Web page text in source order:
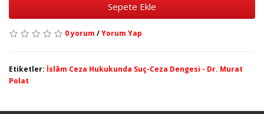
Sepete Ekle
0 yorum /Yorum Yap
Etiketler: İslâm Ceza Hukukunda Suç-Ceza Dengesi - Dr. Murat
Polat